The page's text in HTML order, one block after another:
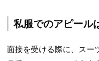
私服でのアピール
面接を受ける際に、スー